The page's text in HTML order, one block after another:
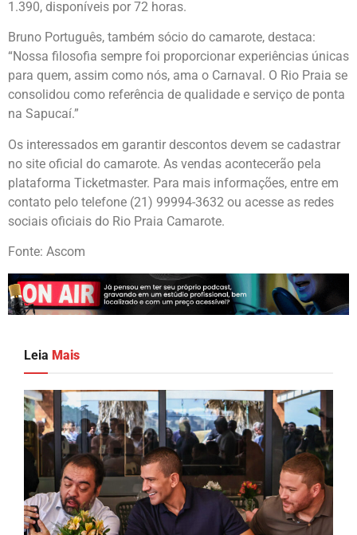
1.390, disponíveis por 72 horas.
Bruno Português, também sócio do camarote, destaca:
“Nossa filosofia sempre foi proporcionar experiências únicas
para quem, assim como nós, ama o Carnaval. O Rio Praia se
consolidou como referência de qualidade e serviço de ponta
na Sapucaí.”
Os interessados em garantir descontos devem se cadastrar
no site oficial do camarote. As vendas acontecerão pela
plataforma Ticketmaster. Para mais informações, entre em
contato pelo telefone (21) 99994-3632 ou acesse as redes
sociais oficiais do Rio Praia Camarote.
Fonte: Ascom
Leia Mais